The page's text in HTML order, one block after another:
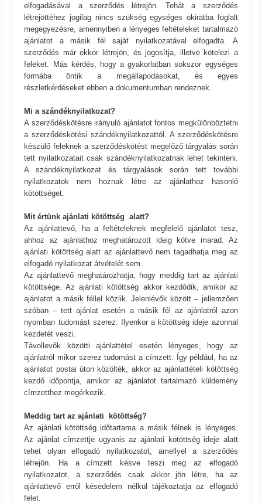
elfogadásával a szerződés létrejön. Tehát a szerződés
létrejöttéhez jogilag nincs szükség egységes okiratba foglalt
megegyezésre, amennyiben a lényeges feltételeket tartalmazó
ajánlatot a másik fél saját nyilatkozatával elfogadta. A
szerződés már ekkor létrejön, és jogosítja, illetve kötelezi a
feleket. Más kérdés, hogy a gyakorlatban sokszor egységes
formába öntik a megállapodásokat, és egyes
részletkérdéseket ebben a dokumentumban rendeznek.
Mi a szándéknyilatkozat?
A szerződéskötésre irányuló ajánlatot fontos megkülönböztetni
a szerződéskötési szándéknyilatkozattól. A szerződéskötésre
készülő feleknek a szerződéskötést megelőző tárgyalás során
tett nyilatkozatait csak szándéknyilatkozatnak lehet tekinteni.
A szándéknyilatkozat és tárgyalások során tett további
nyilatkozatok nem hoznak létre az ajánlathoz hasonló
kötöttséget.
Mit értünk ajánlati kötöttség alatt?
Az ajánlattevő, ha a feltételeknek megfelelő ajánlatot tesz,
ahhoz az ajánlathoz meghatározott ideig kötve marad. Az
ajánlati kötöttség alatt az ajánlattevő nem tagadhatja meg az
elfogadó nyilatkozat átvételét sem.
Az ajánlattevő meghatározhatja, hogy meddig tart az ajánlati
kötöttsége. Az ajánlati kötöttség akkor kezdődik, amikor az
ajánlatot a másik féllel közlik. Jelenlévők között – jellemzően
szóban – tett ajánlat esetén a másik fél az ajánlatról azon
nyomban tudomást szerez. Ilyenkor a kötöttség ideje azonnal
kezdetét veszi.
Távollevők közötti ajánlattétel esetén lényeges, hogy az
ajánlatról mikor szerez tudomást a címzett. Így például, ha az
ajánlatot postai úton közölték, akkor az ajánlattételi kötöttség
kezdő időpontja, amikor az ajánlatot tartalmazó küldemény
címzetthez megérkezik.
Meddig tart az ajánlati kötöttség?
Az ajánlati kötöttség időtartama a másik félnek is lényeges.
Az ajánlat címzettje ugyanis az ajánlati kötöttség ideje alatt
tehet olyan elfogadó nyilatkozatot, amellyel a szerződés
létrejön. Ha a címzett késve teszi meg az elfogadó
nyilatkozatot, a szerződés csak akkor jön létre, ha az
ajánlattevő erről késedelem nélkül tájékoztatja az elfogadó
felet.